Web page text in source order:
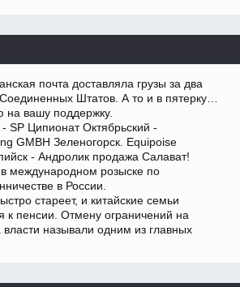
почта доставляла грузы за два
Штатов. А то и в пятерку…
на вашу поддержку.
SP Ципионат Октябрьский -
GMBH Зеленогорск. Equipoise
- Андролик продажа Салават!
в международном розыске по
в России.
стареет, и китайские семьи
к пенсии. Отмену ограничений на
называли одним из главных